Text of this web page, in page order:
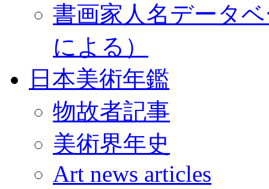
書画家人名データ
による）
日本美術年鑑
物故者記事
美術界年史
Art news articles